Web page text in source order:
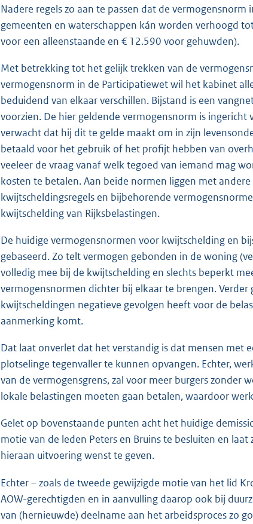
Nadere regels zo aan te passen dat de
gemeenten en waterschappen kán worden verhoogd
voor een alleenstaande en € 12.590 voor gehuwden).
Met betrekking tot het gelijk trekken van de
vermogensnorm in de Participatiewet wil het kabinet
beduidend van elkaar verschillen. Bijstand is een
voorzien. De hier geldende vermogensnorm is
verwacht dat hij dit te gelde maakt om in zijn
betaald voor het gebruik of het profijt hebben van
veeleer de vraag vanaf welk tegoed van iemand mag
kosten te betalen. Aan beide normen liggen met
kwijtscheldingsregels en bijbehorende
kwijtschelding van Rijksbelastingen.
De huidige vermogensnormen voor kwijtschelding en
gebaseerd. Zo telt vermogen gebonden in de woning
volledig mee bij de kwijtschelding en slechts beperkt
vermogensnormen dichter bij elkaar te brengen.
kwijtscheldingen negatieve gevolgen heeft voor de
aanmerking komt.
Dat laat onverlet dat het verstandig is dat mensen met
plotselinge tegenvaller te kunnen opvangen. Echter,
van de vermogensgrens, zal voor meer burgers zonder
lokale belastingen moeten gaan betalen, waardoor
Gelet op bovenstaande punten acht het huidige
motie van de leden Peters en Bruins te besluiten en
hieraan uitvoering wenst te geven.
Echter – zoals de tweede gewijzigde motie van het lid
AOW-gerechtigden en in aanvulling daarop ook bij
van (hernieuwde) deelname aan het arbeidsproces zo